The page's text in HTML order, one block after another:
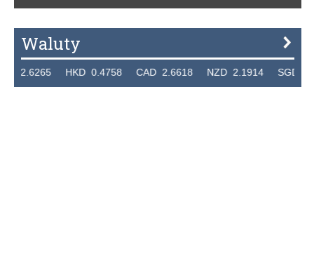
Waluty
HKD 0.4758 CAD 2.6618 NZD 2.1914 SGD